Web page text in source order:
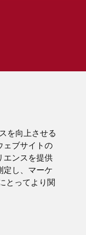
を向上させる
ェブサイトの
エンスを提供
定し、マーケ
とってより関